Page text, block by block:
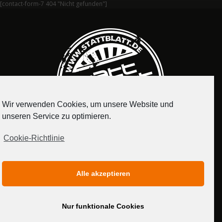
[contact-form-7 404 "Nicht gefunden"]
MEDIADATEN
Wir verwenden Cookies, um unsere Website und
unseren Service zu optimieren.
Cookie-Richtlinie
Alle akzeptieren
Nur funktionale Cookies